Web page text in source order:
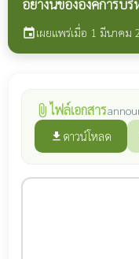
อย่างนขององค์การบ
eventเผยแพร่เมื่อ 1 มีนาคม
attach_file ไฟล์เอกสาร
file_download ดาวน์โหลด